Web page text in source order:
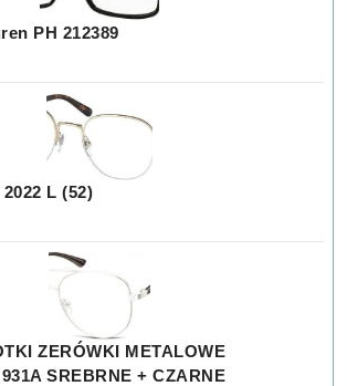
PH 212389
L (52)
ZERÓWKI METALOWE
SREBRNE + CZARNE